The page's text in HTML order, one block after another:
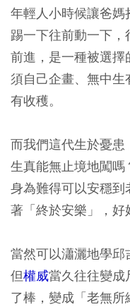
年輕人小時候讓爸媽
踢一下往前動一下
前進，是一種被選
須自己企畫、無中
有收穫。
而我們這代生於憂患
生真能無止境地闖嗎
身為難得可以安穩
著「終於安樂」，好
當然可以瀟灑地學邱
但權威當久往往變成
了棒，變成「老無